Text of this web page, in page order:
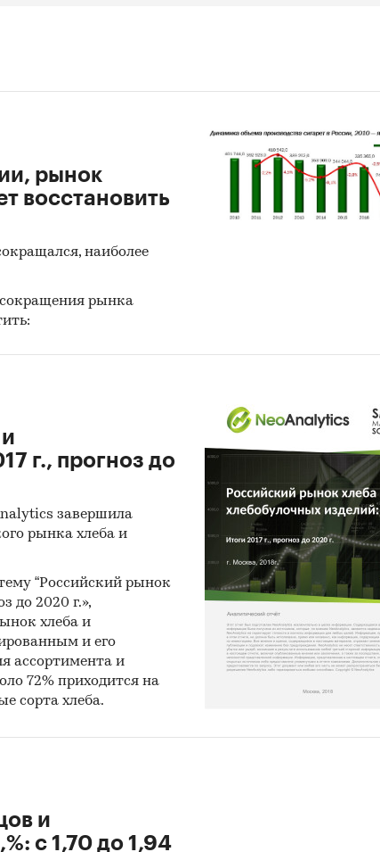
рынок
восстановить
наиболее
рынка
г., прогноз до
завершила
рынка хлеба и
“Российский рынок
до 2020 г.»,
хлеба и
и его
ассортимента и
72% приходится на
сорта хлеба.
и
с 1,70 до 1,94